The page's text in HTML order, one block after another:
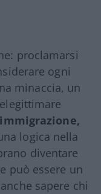
proclamarsi
ogni
minaccia, un
logica nella
diventare
può essere un
sapere chi